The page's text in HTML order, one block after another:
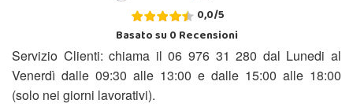
0,0/5
Basato su0Recensioni
Servizio Clienti: chiama il 06 976 31 280 dal Lunedi al
Venerdì dalle 09:30 alle 13:00 e dalle 15:00 alle 18:00
(solo nei giorni lavorativi).